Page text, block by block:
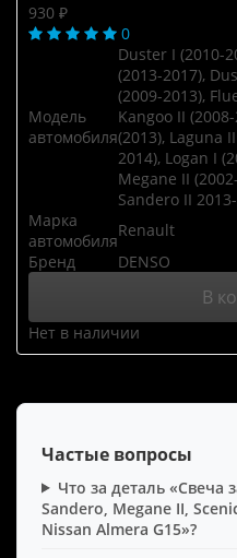
930 ₽
0
Модель
автомобиля
Duster I (2010-
(2013-2017),
(2009-2013),
Kangoo II
(2013), Laguna
2014), Logan I
Megane II
Sandero II
Марка
автомобиля
Renault
Бренд
DENSO
В
Нет в наличии
Частые вопросы
Что за деталь «Свеча
Sandero, Megane II,
Nissan Almera G15»?